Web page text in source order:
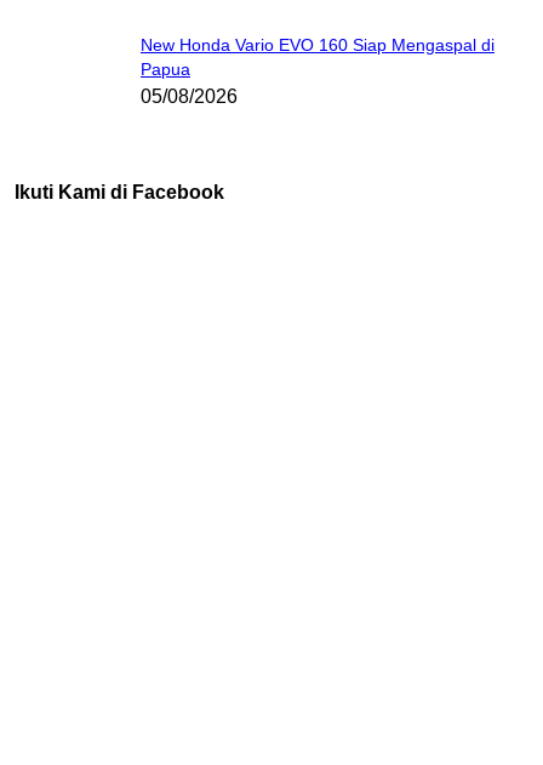
New Honda Vario EVO 160 Siap Mengaspal di
Papua
05/08/2026
Ikuti Kami di Facebook